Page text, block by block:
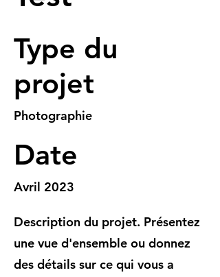
Type du
projet
Photographie
Date
Avril 2023
Description du projet. Présentez
une vue d'ensemble ou donnez
des détails sur ce qui vous a